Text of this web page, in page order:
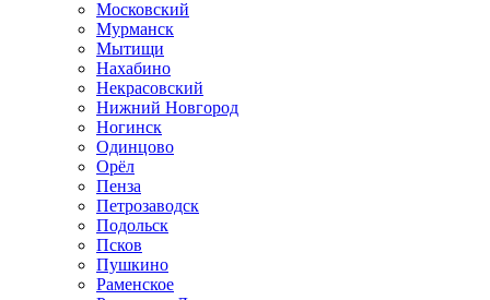
Московский
Мурманск
Мытищи
Нахабино
Некрасовский
Нижний Новгород
Ногинск
Одинцово
Орёл
Пенза
Петрозаводск
Подольск
Псков
Пушкино
Раменское